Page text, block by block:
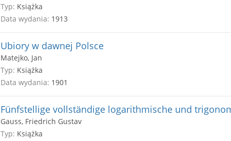
Typ: Książka
Data wydania: 1913
Ubiory w dawnej Polsce
Matejko, Jan
Typ: Książka
Data wydania: 1901
Fünfstellige vollständige logarithmische und
Gauss, Friedrich Gustav
Typ: Książka